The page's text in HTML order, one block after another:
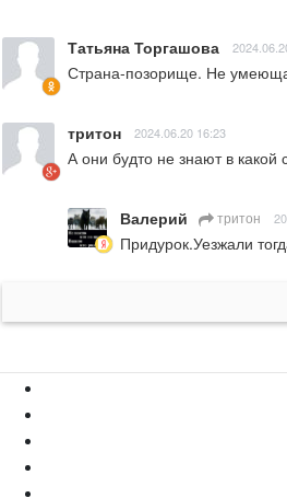
Татьяна Торгашова
Страна-позорище. Не
тритон 2024.06.20 16:23
А они будто не знают в
Валерий тритон
Придурок.Уезжали